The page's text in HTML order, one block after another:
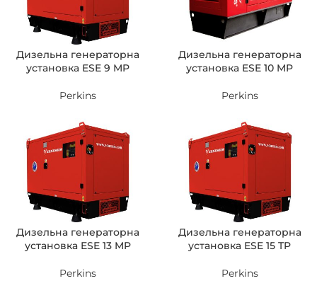
Дизельна генераторна
установка ESE 9 MP
Perkins
Дизельна генераторна
установка ESE 10 MP
Perkins
Дизельна генераторна
установка ESE 13 MP
Perkins
Дизельна генераторна
установка ESE 15 TP
Perkins